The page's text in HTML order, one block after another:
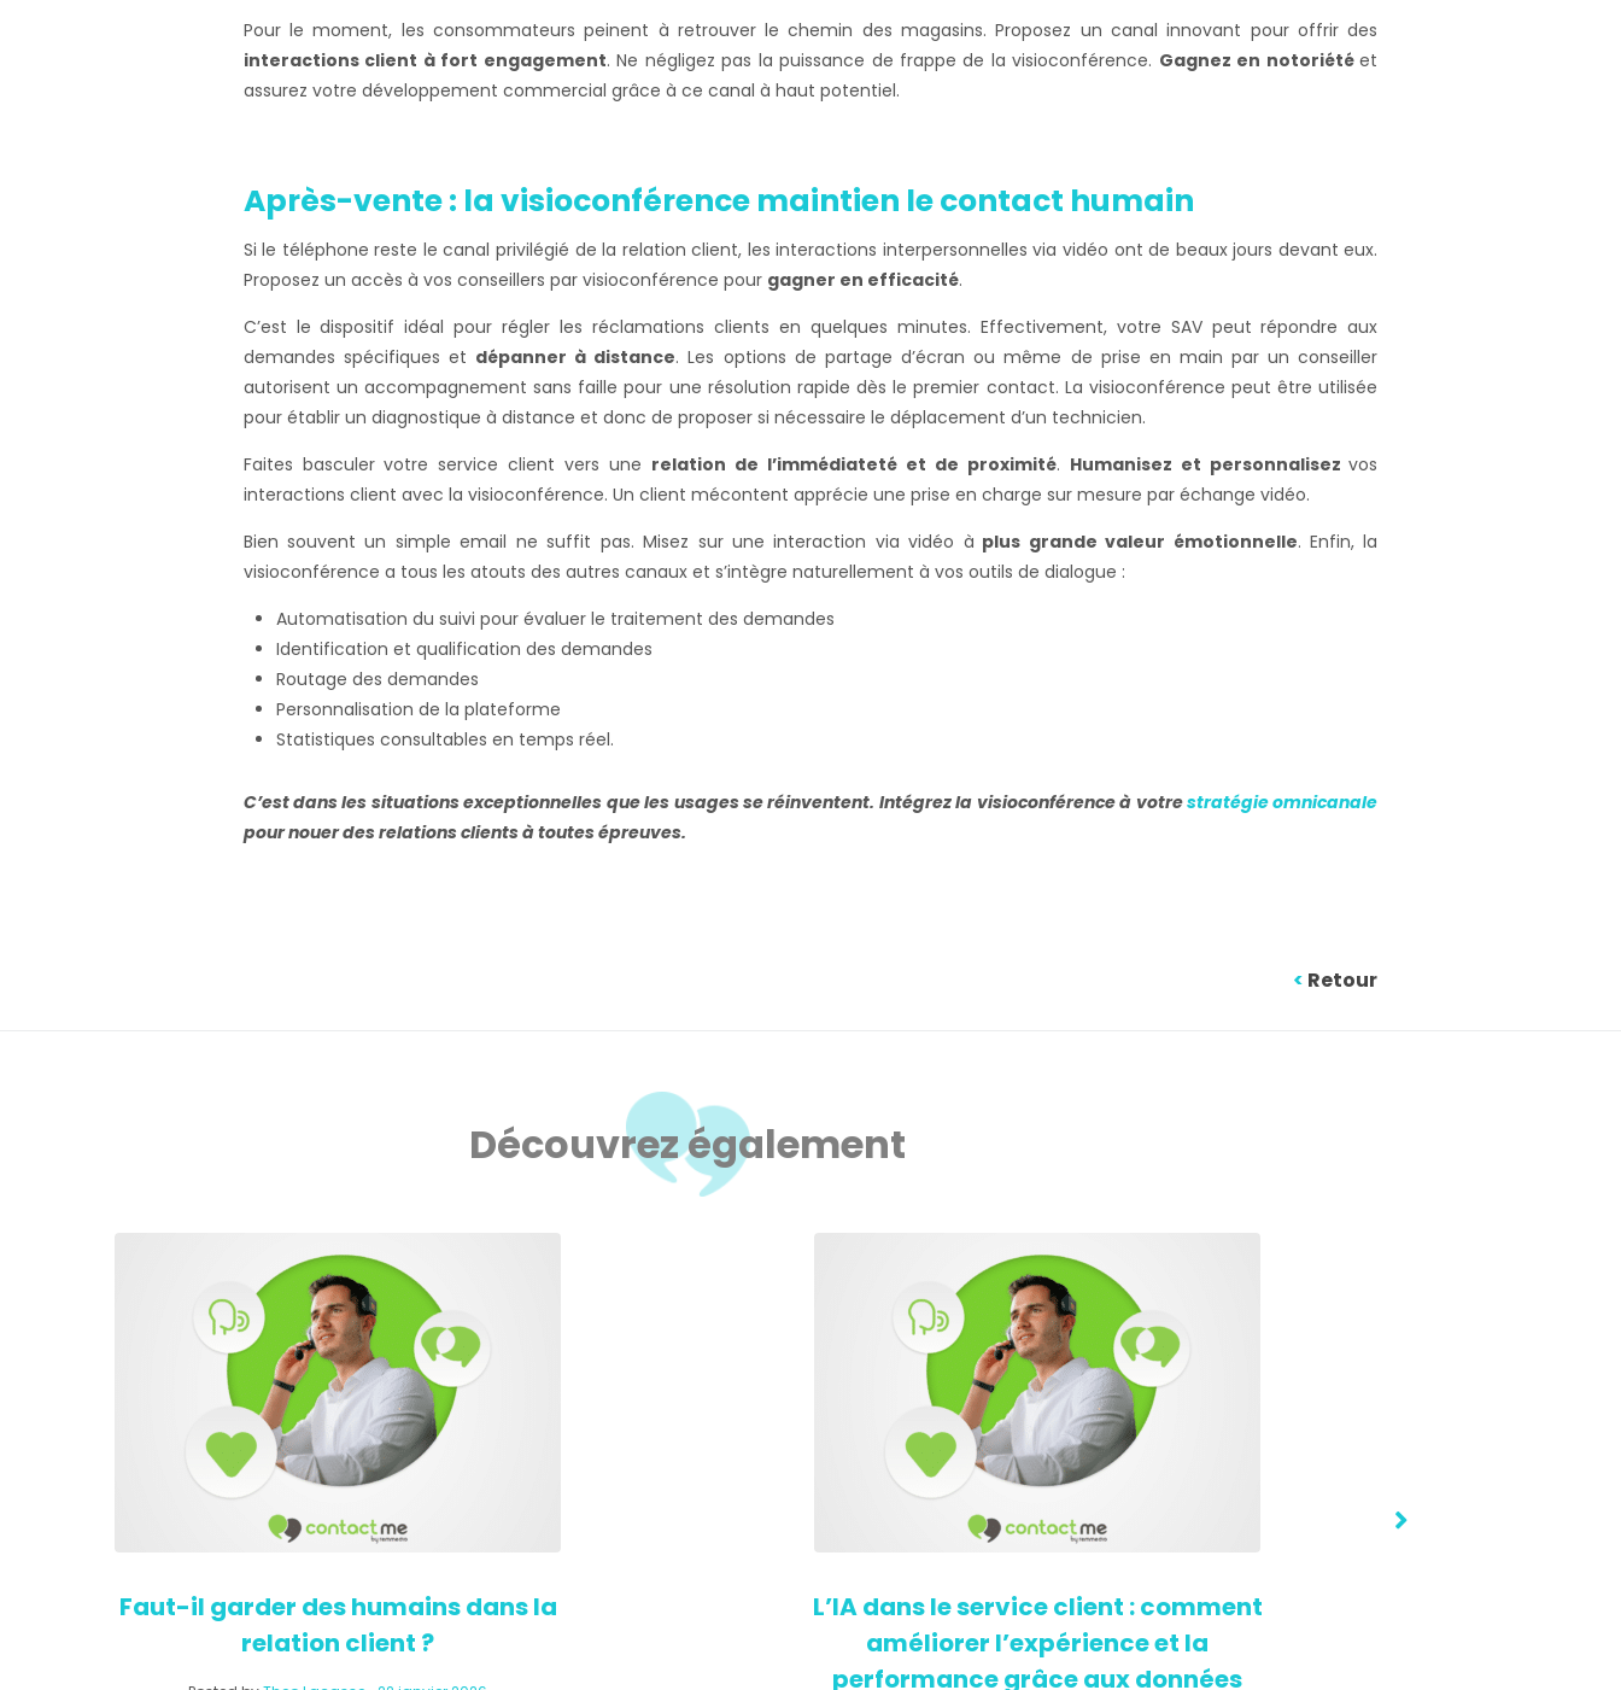
Pour le moment, les consommateurs peinent à retrouver le chemin des magasins. Proposez un canal innovant pour offrir des
interactions client à fort engagement. Ne négligez pas la puissance de frappe de la visioconférence. Gagnez en notoriétéet
assurez votre développement commercial grâce à ce canal à haut potentiel.
Après-vente : la visioconférence maintien le contact humain
Si le téléphone reste le canal privilégié de la relation client, les interactions interpersonnelles via vidéo ont de beaux jours devant eux.
Proposez un accès à vos conseillers par visioconférence pour gagner en efficacité.
C’est le dispositif idéal pour régler les réclamations clients en quelques minutes. Effectivement, votre SAV peut répondre aux
demandes spécifiques et dépanner à distance. Les options de partage d’écran ou même de prise en main par un conseiller
autorisent un accompagnement sans faille pour une résolution rapide dès le premier contact. La visioconférence peut être utilisée
pour établir un diagnostique à distance et donc de proposer si nécessaire le déplacement d’un technicien.
Faites basculer votre service client vers une relation de l’immédiateté et de proximité. Humanisez et personnalisezvos
interactions client avec la visioconférence. Un client mécontent apprécie une prise en charge sur mesure par échange vidéo.
Bien souvent un simple email ne suffit pas. Misez sur une interaction via vidéo à plus grande valeur émotionnelle. Enfin, la
visioconférence a tous les atouts des autres canaux et s’intègre naturellement à vos outils de dialogue :
Automatisation du suivi pour évaluer le traitement des demandes
Identification et qualification des demandes
Routage des demandes
Personnalisation de la plateforme
Statistiques consultables en temps réel.
C’est dans les situations exceptionnelles que les usages se réinventent. Intégrez la visioconférence à votrestratégie omnicanale
pour nouer des relations clients à toutes épreuves.
< Retour
Découvrez également
Faut-il garder des humains dans la
relation client ?
L’IA dans le service client : comment
améliorer l’expérience et la
performance grâce aux données